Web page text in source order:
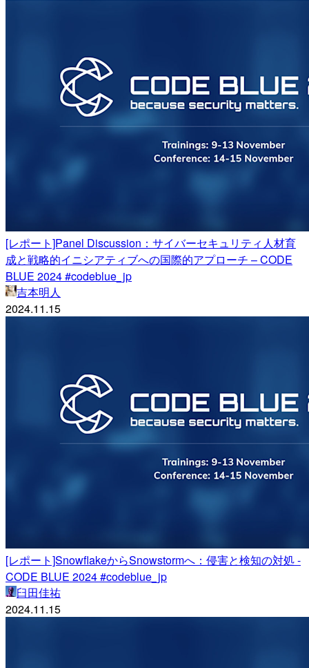
[レポート]Panel Discussion：サイバーセキュリティ人材育
成と戦略的イニシアティブへの国際的アプローチ – CODE
BLUE 2024 #codeblue_jp
吉本明人
2024.11.15
[レポート]SnowflakeからSnowstormへ：侵害と検知の対処 -
CODE BLUE 2024 #codeblue_jp
臼田佳祐
2024.11.15